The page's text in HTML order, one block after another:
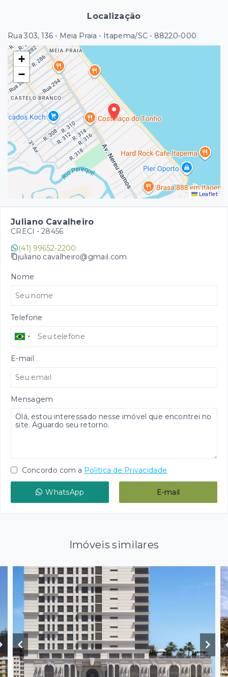
Localização
Rua 303, 136 - Meia Praia - Itapema/SC - 88220-000
+
−
Leaflet
Juliano Cavalheiro
CRECI - 28456
(41) 99652-2200
juliano.cavalheiro@gmail.com
Nome
Telefone
E-mail
Mensagem
Concordo com a Política de Privacidade
WhatsApp E-mail
Imóveis similares